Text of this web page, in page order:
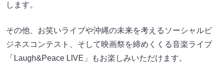
します。
その他、お笑いライブや沖縄の未来を考えるソーシャルビ
ジネスコンテスト、そして映画祭を締めくくる音楽ライブ
「Laugh&Peace LIVE」もお楽しみいただけます。